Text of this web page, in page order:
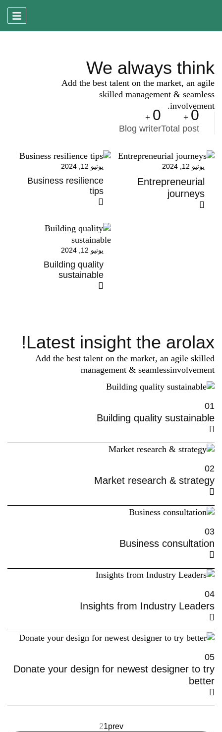
We always think
Add the best talent on the market, an agile
skilled management & seamless
involvement.
0
+
Total post
0
+
Blog writer
يونيو 12, 2024
Entrepreneurial
journeys
يونيو 12, 2024
Business resilience
tips
يونيو 12, 2024
Building quality
sustainable
Latest insight the arolax!
Add the best talent on the market, an agile skilled
management & seamless involvement
01
Building quality sustainable
02
Market research & strategy
03
Business consultation
04
Insights from Industry Leaders
05
Donate your design for newest designer to try
better
prev
1
2